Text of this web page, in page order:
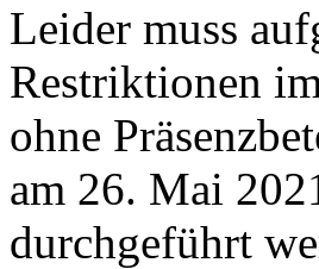
Leider muss
Restriktionen
ohne
am 26. Mai
durchgeführt